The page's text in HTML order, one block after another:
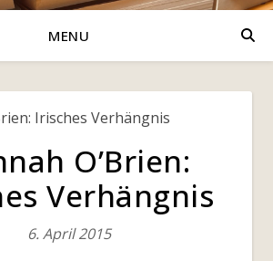
MENU
O’Brien:
Verhängnis
6. April 2015